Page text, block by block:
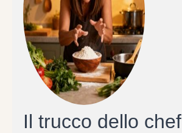
Il trucco dello chef